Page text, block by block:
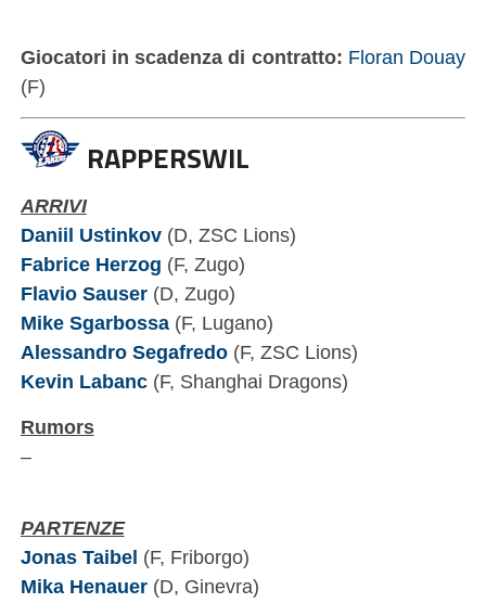
Giocatori in scadenza di contratto: Floran Douay
(F)
RAPPERSWIL
ARRIVI
Daniil Ustinkov(D, ZSC Lions)
Fabrice Herzog (F, Zugo)
Flavio Sauser(D, Zugo)
Mike Sgarbossa(F, Lugano)
Alessandro Segafredo(F, ZSC Lions)
Kevin Labanc(F, Shanghai Dragons)
Rumors
–
PARTENZE
Jonas Taibel (F, Friborgo)
Mika Henauer(D, Ginevra)